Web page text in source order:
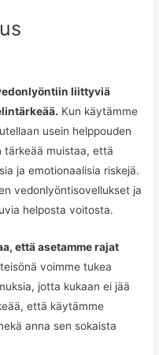
liittyviä
Kun käytämme
usein helppouden
tärkeää muistaa, että
ja emotionaalisia riskejä.
vedonlyöntisovellukset ja
helposta voitosta.
että asetamme rajat
voimme tukea
jotta kukaan ei jää
että käytämme
anna sen sokaista